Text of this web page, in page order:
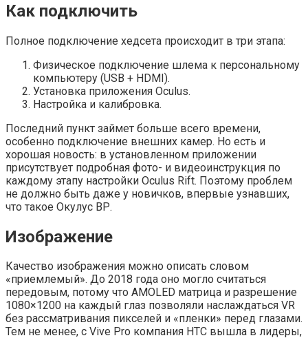
Как подключить
Полное подключение хедсета происходит в три этапа:
Физическое подключение шлема к персональному
компьютеру (USB + HDMI).
Установка приложения Oculus.
Настройка и калибровка.
Последний пункт займет больше всего времени,
особенно подключение внешних камер. Но есть и
хорошая новость: в установленном приложении
присутствует подробная фото- и видеоинструкция по
каждому этапу настройки Oculus Rift. Поэтому проблем
не должно быть даже у новичков, впервые узнавших,
что такое Окулус ВР.
Изображение
Качество изображения можно описать словом
«приемлемый». До 2018 года оно могло считаться
передовым, потому что AMOLED матрица и разрешение
1080×1200 на каждый глаз позволяли наслаждаться VR
без рассматривания пикселей и «пленки» перед глазами.
Тем не менее, с Vive Pro компания HTC вышла в лидеры,